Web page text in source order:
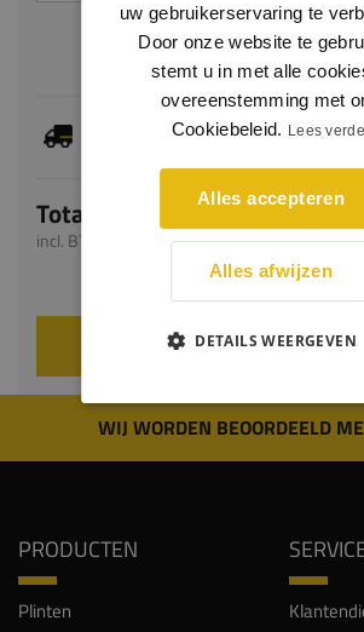
Je hebt gekozen voor maatwerk,
Totaal
incl. BTW
VOEG TOE AAN
WIJ WORDEN BEOORDEELD
PRODUCTEN
Plinten
uw gebruikerservaring te
Door onze website te
stemt u in met alle
overeenstemming met
Cookiebeleid. Lees
Alles accepteren
Alles afwijzen
DETAILS WEERGEVEN